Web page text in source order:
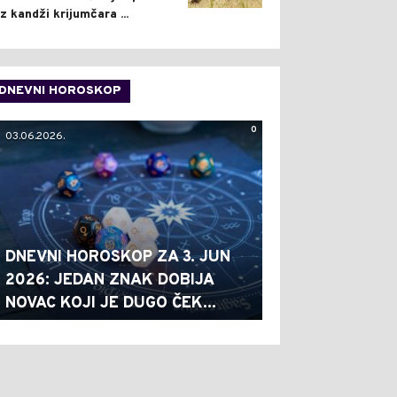
kandži krijumčara ...
DNEVNI HOROSKOP
0
03.06.2026.
DNEVNI HOROSKOP ZA 3. JUN
2026: JEDAN ZNAK DOBIJA
NOVAC KOJI JE DUGO ČEK...